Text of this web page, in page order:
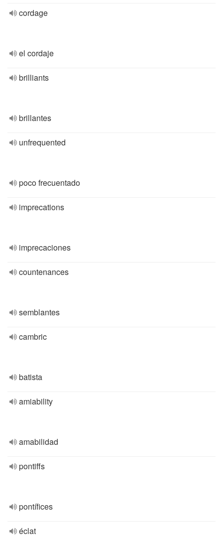
cordage
el cordaje
brilliants
brillantes
unfrequented
poco frecuentado
imprecations
imprecaciones
countenances
semblantes
cambric
batista
amiability
amabilidad
pontiffs
pontífices
éclat